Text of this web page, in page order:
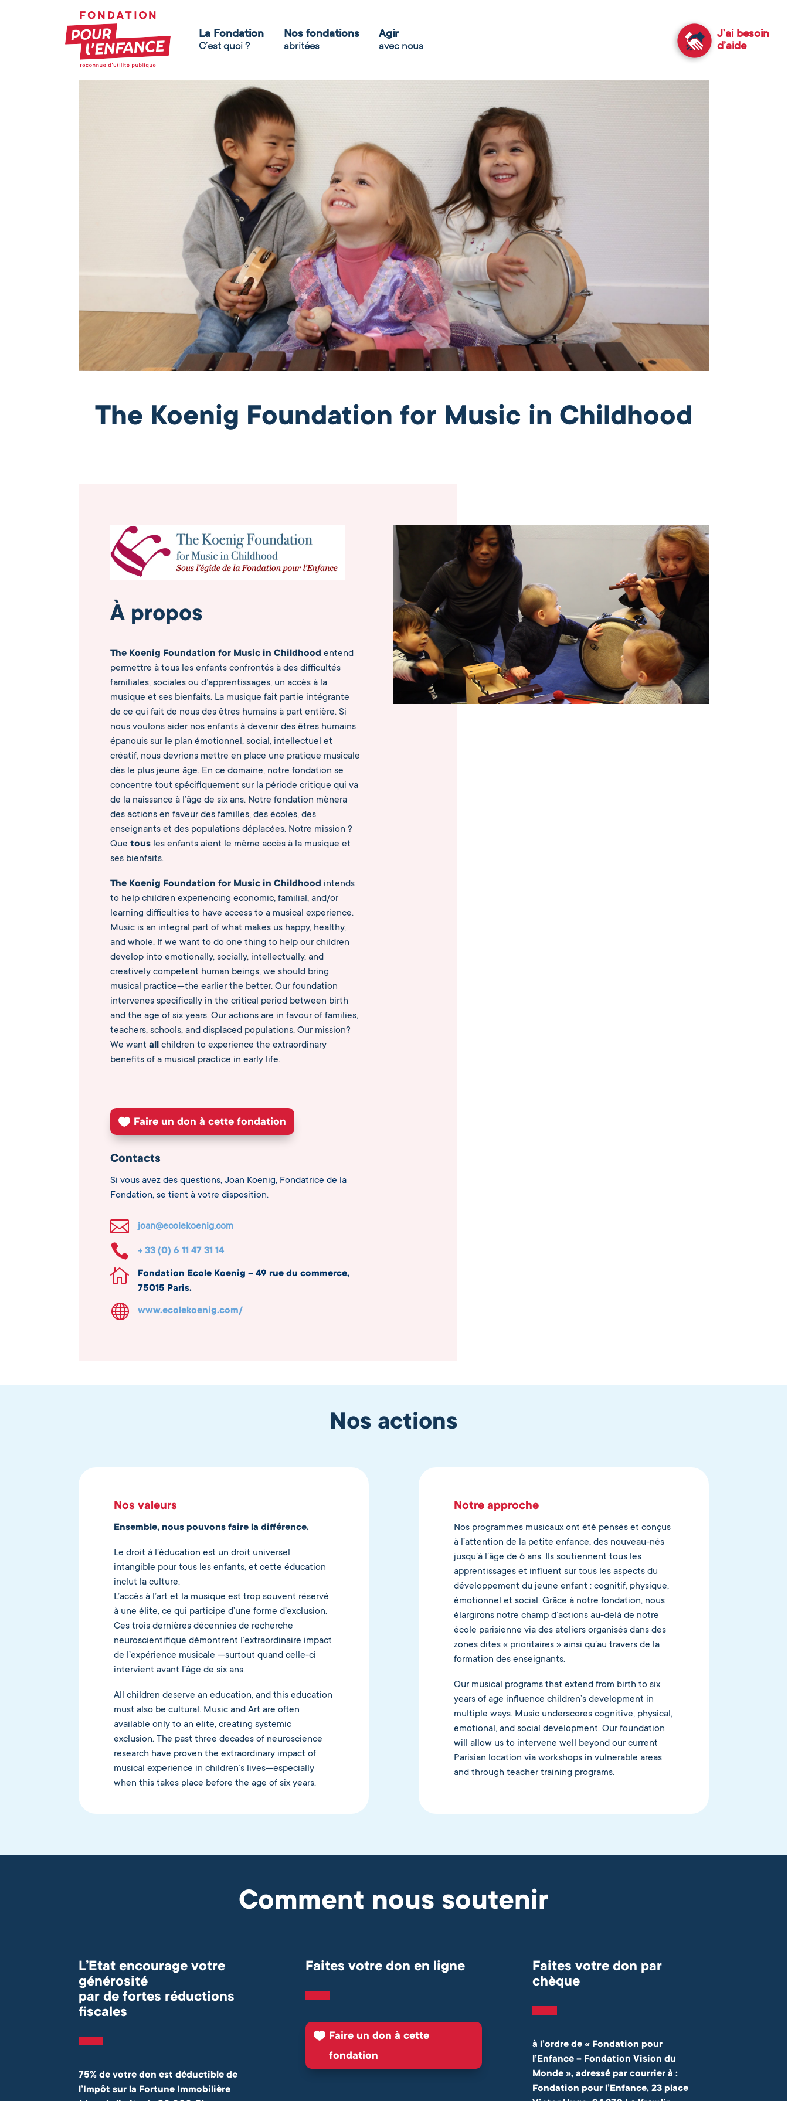
La Fondation
C’est quoi ?
Nos fondations
abritées
Agir
avec nous
J’ai besoin
d’aide
The Koenig Foundation for Music in Childhood
À propos
The Koenig Foundation for Music in Childhood entend
permettre à tous les enfants confrontés à des difficultés
familiales, sociales ou d’apprentissages, un accès à la
musique et ses bienfaits. La musique fait partie intégrante
de ce qui fait de nous des êtres humains à part entière. Si
nous voulons aider nos enfants à devenir des êtres humains
épanouis sur le plan émotionnel, social, intellectuel et
créatif, nous devrions mettre en place une pratique musicale
dès le plus jeune âge. En ce domaine, notre fondation se
concentre tout spécifiquement sur la période critique qui va
de la naissance à l’âge de six ans. Notre fondation mènera
des actions en faveur des familles, des écoles, des
enseignants et des populations déplacées. Notre mission ?
Quetous les enfants aient le même accès à la musique et
ses bienfaits.
The Koenig Foundation for Music in Childhood intends
to help children experiencing economic, familial, and/or
learning difficulties to have access to a musical experience.
Music is an integral part of what makes us happy, healthy,
and whole. If we want to do one thing to help our children
develop into emotionally, socially, intellectually, and
creatively competent human beings, we should bring
musical practice—the earlier the better. Our foundation
intervenes specifically in the critical period between birth
and the age of six years. Our actions are in favour of families,
teachers, schools, and displaced populations. Our mission?
We wantallchildren to experience the extraordinary
benefits of a musical practice in early life.
Faire un don à cette fondation
Contacts
Si vous avez des questions, Joan Koenig, Fondatrice de la
Fondation, se tient à votre disposition.
 joan@ecolekoenig.com
 + 33 (0) 6 11 47 31 14

Fondation Ecole Koenig – 49 rue du commerce,
75015 Paris.
 www.ecolekoenig.com/
Nos actions
Nos valeurs
Ensemble, nous pouvons faire la différence.
Le droit à l’éducation est un droit universel
intangible pour tous les enfants, et cette éducation
inclut la culture.
L’accès à l’art et la musique est trop souvent réservé
à une élite, ce qui participe d’une forme d’exclusion.
Ces trois dernières décennies de recherche
neuroscientifique démontrent l’extraordinaire impact
de l’expérience musicale —surtout quand celle-ci
intervient avant l’âge de six ans.
All children deserve an education, and this education
must also be cultural. Music and Art are often
available only to an elite, creating systemic
exclusion. The past three decades of neuroscience
research have proven the extraordinary impact of
musical experience in children’s lives—especially
when this takes place before the age of six years.
Notre approche
Nos programmes musicaux ont été pensés et conçus
à l’attention de la petite enfance, des nouveau-nés
jusqu’à l’âge de 6 ans. Ils soutiennent tous les
apprentissages et influent sur tous les aspects du
développement du jeune enfant : cognitif, physique,
émotionnel et social. Grâce à notre fondation, nous
élargirons notre champ d’actions au-delà de notre
école parisienne via des ateliers organisés dans des
zones dites « prioritaires » ainsi qu’au travers de la
formation des enseignants.
Our musical programs that extend from birth to six
years of age influence children’s development in
multiple ways. Music underscores cognitive, physical,
emotional, and social development. Our foundation
will allow us to intervene well beyond our current
Parisian location via workshops in vulnerable areas
and through teacher training programs.
Comment nous soutenir
L’Etat encourage votre
générosité
par de fortes réductions
fiscales
75% de votre don est déductible de
l’Impôt sur la Fortune Immobilière
Faites votre don en ligne
Faire un don à cette
fondation
Faites votre don par
chèque
à l’ordre de « Fondation pour
l’Enfance – Fondation Vision du
Monde », adressé par courrier à :
Fondation pour l’Enfance, 23 place